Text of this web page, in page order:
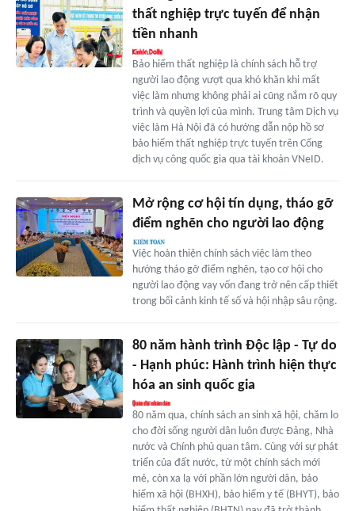
thất nghiệp trực tuyến để nhận
tiền nhanh
Bảo hiểm thất nghiệp là chính sách hỗ trợ
người lao động vượt qua khó khăn khi mất
việc làm nhưng không phải ai cũng nắm rõ quy
trình và quyền lợi của mình. Trung tâm Dịch vụ
việc làm Hà Nội đã có hướng dẫn nộp hồ sơ
bảo hiểm thất nghiệp trực tuyến trên Cổng
dịch vụ công quốc gia qua tài khoản VNeID.
Mở rộng cơ hội tín dụng, tháo gỡ
điểm nghẽn cho người lao động
Việc hoàn thiện chính sách việc làm theo
hướng tháo gỡ điểm nghẽn, tạo cơ hội cho
người lao động vay vốn đang trở nên cấp thiết
trong bối cảnh kinh tế số và hội nhập sâu rộng.
80 năm hành trình Độc lập - Tự do
- Hạnh phúc: Hành trình hiện thực
hóa an sinh quốc gia
80 năm qua, chính sách an sinh xã hội, chăm lo
cho đời sống người dân luôn được Đảng, Nhà
nước và Chính phủ quan tâm. Cùng với sự phát
triển của đất nước, từ một chính sách mới
mẻ, còn xa lạ với phần lớn người dân, bảo
hiểm xã hội (BHXH), bảo hiểm y tế (BHYT), bảo